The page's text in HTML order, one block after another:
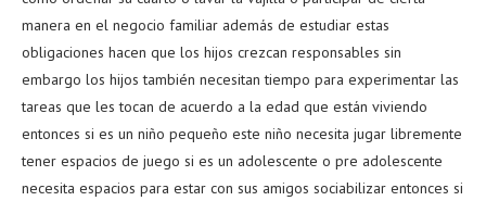
manera en el negocio familiar además de estudiar estas
obligaciones hacen que los hijos crezcan responsables sin
embargo los hijos también necesitan tiempo para experimentar las
tareas que les tocan de acuerdo a la edad que están viviendo
entonces si es un niño pequeño este niño necesita jugar libremente
tener espacios de juego si es un adolescente o pre adolescente
necesita espacios para estar con sus amigos sociabilizar entonces si